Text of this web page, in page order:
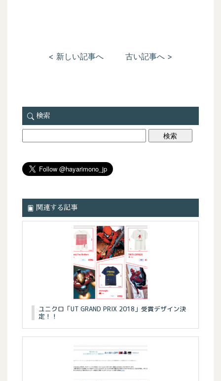
< 新しい記事へ 古い記事へ >
検索
関連する記事
ユニクロ「UT GRAND PRIX 2018」受賞デザイン決
定！！